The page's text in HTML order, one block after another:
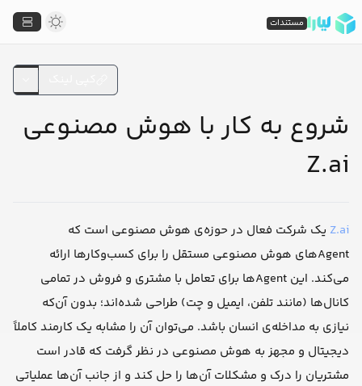
شروع به کار با هوش مصنوعی
Z.ai
Z.ai یک شرکت فعال در حوزه‌ی هوش مصنوعی است که
Agentهای هوش مصنوعی مستقل را برای کسب‌وکارها ارائه
می‌کند. این Agentها برای تعامل با مشتری و فروش در تمامی
کانال‌ها (مانند تلفن، ایمیل و چت) طراحی شده‌اند؛ بدون آن‌که
نیازی به مداخله‌ی انسان باشد. می‌توان آن را مشابه یک کارمند کاملاً
دیجیتال و مجهز به هوش مصنوعی در نظر گرفت که قادر است
مشتریان را درک و مشکلات آن‌ها را حل کند و از جانب آن‌ها عملیاتی
مستندات